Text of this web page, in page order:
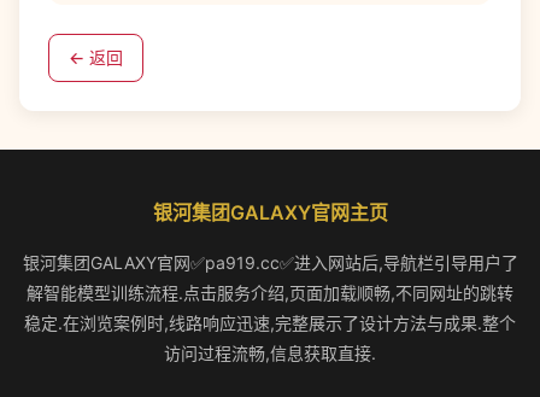
← 返回
银河集团GALAXY官网主页
银河集团GALAXY官网✅pa919.cc✅进入网站后,导航栏引导用户了
解智能模型训练流程.点击服务介绍,页面加载顺畅,不同网址的跳转
稳定.在浏览案例时,线路响应迅速,完整展示了设计方法与成果.整个
访问过程流畅,信息获取直接.